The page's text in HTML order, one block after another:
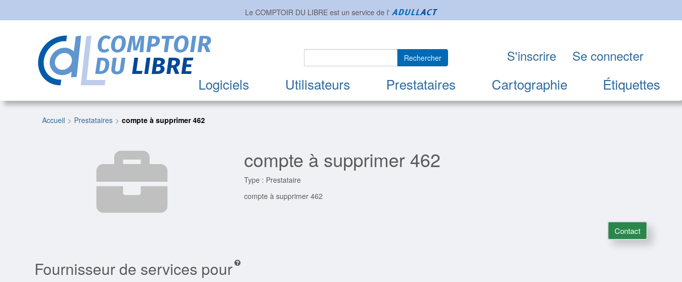
Le COMPTOIR DU LIBRE est un service de l'
Logiciels Utilisateurs Prestataires Cartographie Étiquettes
Rechercher S'inscrire Se connecter
Accueil Prestataires compte à supprimer 462
compte à supprimer 462
Type : Prestataire
compte à supprimer 462
Contact
Fournisseur de services pour